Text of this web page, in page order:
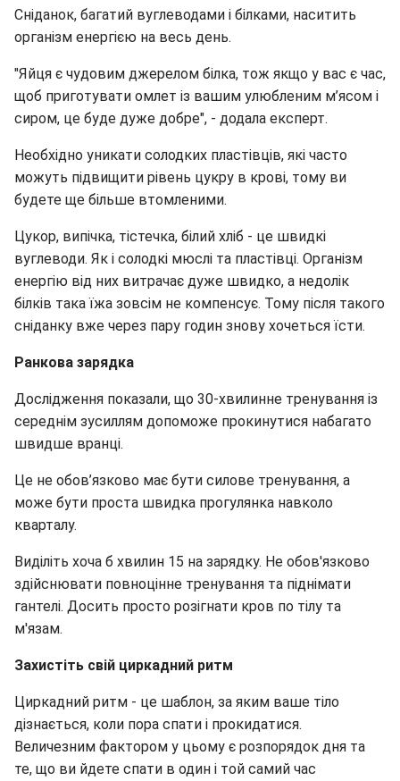
Сніданок, багатий вуглеводами і білками, наситить
організм енергією на весь день.
"Яйця є чудовим джерелом білка, тож якщо у вас є час,
щоб приготувати омлет із вашим улюбленим м’ясом і
сиром, це буде дуже добре", - додала експерт.
Необхідно уникати солодких пластівців, які часто
можуть підвищити рівень цукру в крові, тому ви
будете ще більше втомленими.
Цукор, випічка, тістечка, білий хліб - це швидкі
вуглеводи. Як і солодкі мюслі та пластівці. Організм
енергію від них витрачає дуже швидко, а недолік
білків така їжа зовсім не компенсує. Тому після такого
сніданку вже через пару годин знову хочеться їсти.
Ранкова зарядка
Дослідження показали, що 30-хвилинне тренування із
середнім зусиллям допоможе прокинутися набагато
швидше вранці.
Це не обов’язково має бути силове тренування, а
може бути проста швидка прогулянка навколо
кварталу.
Виділіть хоча б хвилин 15 на зарядку. Не обов'язково
здійснювати повноцінне тренування та піднімати
гантелі. Досить просто розігнати кров по тілу та
м'язам.
Захистіть свій циркадний ритм
Циркадний ритм - це шаблон, за яким ваше тіло
дізнається, коли пора спати і прокидатися.
Величезним фактором у цьому є розпорядок дня та
те, що ви йдете спати в один і той самий час